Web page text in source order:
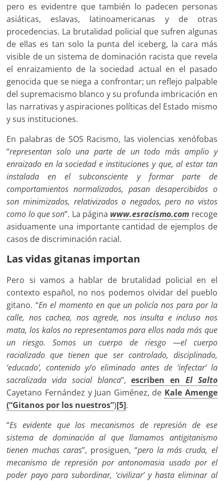
pero es evidentre que también lo padecen personas
asiáticas, eslavas, latinoamericanas y de otras
procedencias. La brutalidad policial que sufren algunas
de ellas es tan solo la punta del iceberg, la cara más
visible de un sistema de dominación racista que revela
el enraizamiento de la sociedad actual en el pasado
genocida que se niega a confrontar; un reflejo palpable
del supremacismo blanco y su profunda imbricación en
las narrativas y aspiraciones políticas del Estado mismo
y sus instituciones.
En palabras de SOS Racismo, las violencias xenófobas
“representan solo una parte de un todo más amplio y
enraizado en la sociedad e instituciones y que, al estar tan
instalada en el subconsciente y formar parte de
comportamientos normalizados, pasan desapercibidos o
son minimizados, relativizados o negados, pero no vistos
como lo que son”. La página www.esracismo.com recoge
asiduamente una importante cantidad de ejemplos de
casos de discriminación racial.
Las vidas gitanas importan
Pero si vamos a hablar de brutalidad policial en el
contexto español, no nos podemos olvidar del pueblo
gitano. “En el momento en que un policía nos para por la
calle, nos cachea, nos agrede, nos insulta e incluso nos
mata, los kalos no representamos para ellos nada más que
un riesgo. Somos un cuerpo de riesgo —el cuerpo
racializado que tienen que ser controlado, disciplinado,
‘educado’, contenido y/o eliminado antes de ‘infectar’ la
sacralizada vida social blanca”,escriben en El Salto
Cayetano Fernández y Juan Giménez, de Kale Amenge
(“Gitanos por los nuestros”)[5].
“Es evidente que los mecanismos de represión de ese
sistema de dominación al que llamamos antigitanismo
tienen muchas caras”, prosiguen, “pero la más cruda, el
mecanismo de represión por antonomasia usado por el
poder payo para subordinar, ‘civilizar’ y hasta eliminar al